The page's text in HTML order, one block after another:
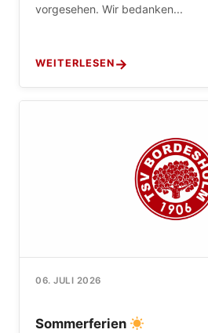
vorgesehen. Wir bedanken...
WEITERLESEN
06. JULI 2026
Sommerferien